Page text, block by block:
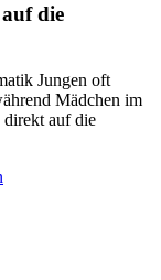
die
Jungen oft
Mädchen im
direkt auf die